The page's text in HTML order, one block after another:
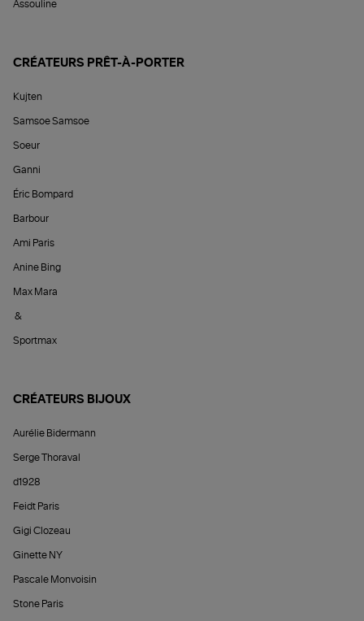
Assouline
CRÉATEURS PRÊT-À-PORTER
Kujten
Samsoe Samsoe
Soeur
Ganni
Éric Bompard
Barbour
Ami Paris
Anine Bing
Max Mara
&
Sportmax
CRÉATEURS BIJOUX
Aurélie Bidermann
Serge Thoraval
d1928
Feidt Paris
Gigi Clozeau
Ginette NY
Pascale Monvoisin
Stone Paris